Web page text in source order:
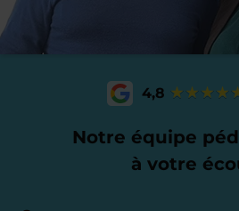
4,8
Notre équipe
à votre